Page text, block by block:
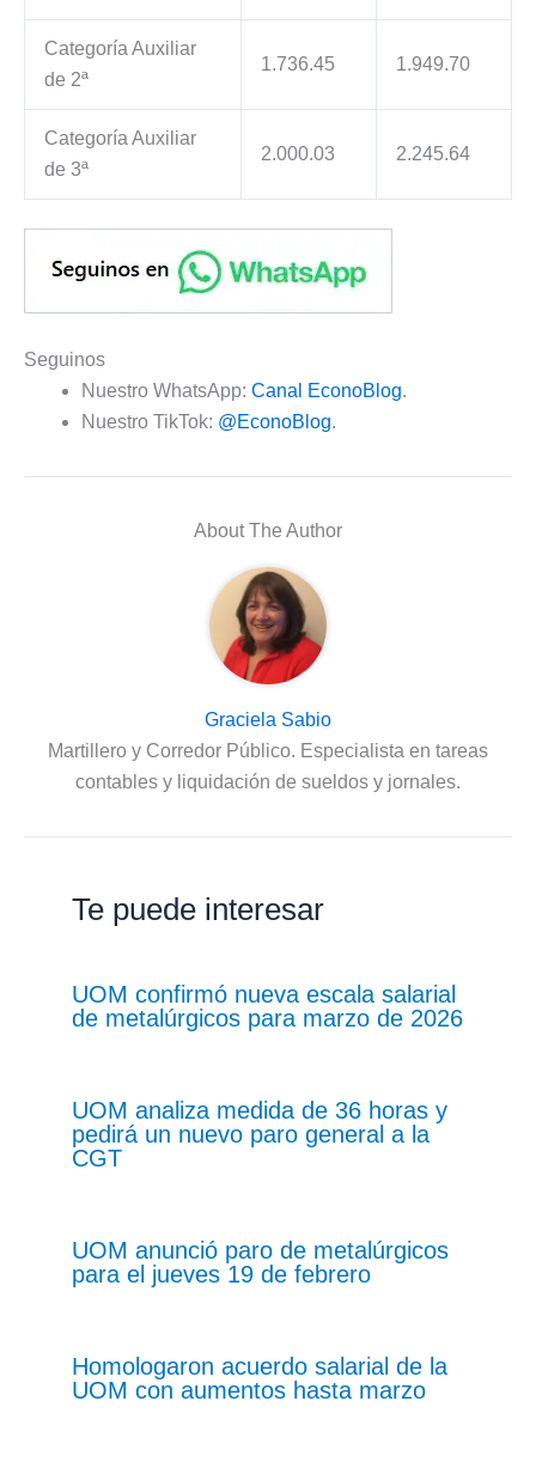
Categoría Auxiliar
de 2ª
1.736.45 1.949.70
Categoría Auxiliar
de 3ª
2.000.03 2.245.64
Seguinos
Nuestro WhatsApp: Canal EconoBlog.
Nuestro TikTok: @EconoBlog.
About The Author
Graciela Sabio
Martillero y Corredor Público. Especialista en tareas
contables y liquidación de sueldos y jornales.
Te puede interesar
UOM confirmó nueva escala salarial
de metalúrgicos para marzo de 2026
UOM analiza medida de 36 horas y
pedirá un nuevo paro general a la
CGT
UOM anunció paro de metalúrgicos
para el jueves 19 de febrero
Homologaron acuerdo salarial de la
UOM con aumentos hasta marzo